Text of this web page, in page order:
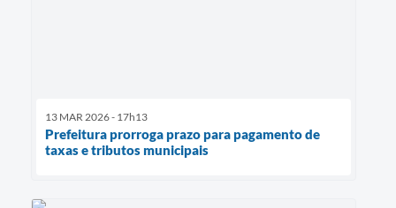
13 MAR 2026 - 17h13
Prefeitura prorroga prazo para pagamento de
taxas e tributos municipais